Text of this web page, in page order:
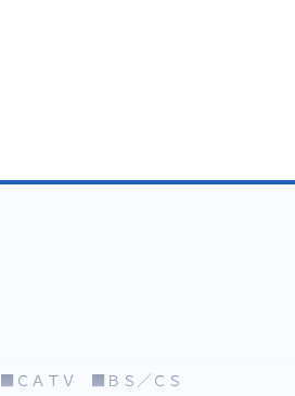
ＣＡＴＶ ■ＢＳ／ＣＳ